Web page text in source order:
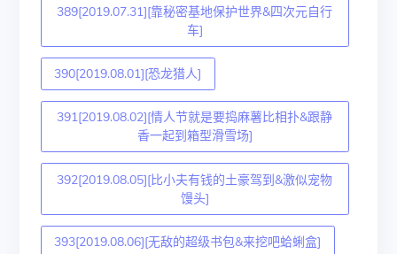
389[2019.07.31][靠秘密基地保护世界&四次元自行
车]
390[2019.08.01][恐龙猎人]
391[2019.08.02][情人节就是要捣麻薯比相扑&跟静
香一起到箱型滑雪场]
392[2019.08.05][比小夫有钱的土豪驾到&激似宠物
馒头]
393[2019.08.06][无敌的超级书包&来挖吧蛤蜊盒]